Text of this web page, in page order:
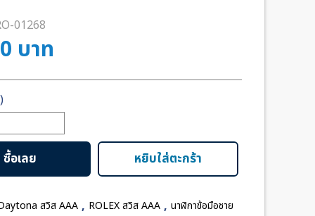
01268
บาท
หยิบใส่ตะกร้า
ซื้อเลย
สวิส AAA , ROLEX สวิส AAA , นาฬิกาข้อมือชาย